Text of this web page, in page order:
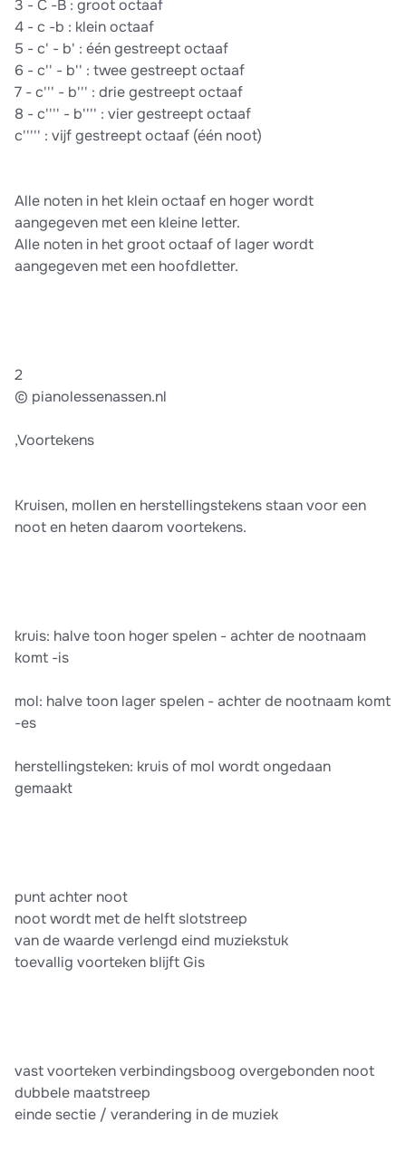
3 - C -B : groot octaaf
4 - c -b : klein octaaf
5 - c' - b' : één gestreept octaaf
6 - c'' - b'' : twee gestreept octaaf
7 - c''' - b''' : drie gestreept octaaf
8 - c'''' - b'''' : vier gestreept octaaf
c''''' : vĳf gestreept octaaf (één noot)
Alle noten in het klein octaaf en hoger wordt
aangegeven met een kleine letter.
Alle noten in het groot octaaf of lager wordt
aangegeven met een hoofdletter.
2
© pianolessenassen.nl
,Voortekens
Kruisen, mollen en herstellingstekens staan voor een
noot en heten daarom voortekens.
kruis: halve toon hoger spelen - achter de nootnaam
komt -is
mol: halve toon lager spelen - achter de nootnaam komt
-es
herstellingsteken: kruis of mol wordt ongedaan
gemaakt
punt achter noot
noot wordt met de helft slotstreep
van de waarde verlengd eind muziekstuk
toevallig voorteken blĳft Gis
vast voorteken verbindingsboog overgebonden noot
dubbele maatstreep
einde sectie / verandering in de muziek